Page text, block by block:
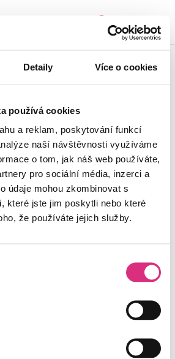
Detaily Více o cookies
používá cookies
a reklam, poskytování funkcí
naší návštěvnosti využíváme
o tom, jak náš web používáte,
pro sociální média, inzerci a
údaje mohou zkombinovat s
které jste jim poskytli nebo které
že používáte jejich služby.
SEZNAM CENTER
HOME z.ú. |Cookies